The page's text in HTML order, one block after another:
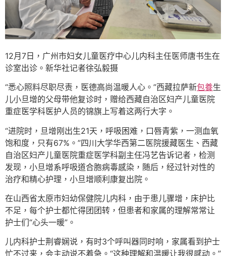
12月7日，广州市妇女儿童医疗中心儿内科主任医师唐书生在
诊室出诊。新华社记者徐弘毅摄
“悉心照料尽职尽责，医德高尚温暖人心。”西藏拉萨新包養生
儿小旦增的父母带他复诊时，赠给西藏自治区妇产儿童医院
重症医学科医护人员的锦旗上写着这两行大字。
“进院时，旦增刚出生21天，呼吸困难，口唇青紫，一测血氧
饱和度，只有67%。”四川大学华西第二医院援藏医生、西藏
自治区妇产儿童医院重症医学科副主任冯艺告诉记者，检测
发现，小旦增系呼吸道合胞病毒感染，随后，经过针对性的
治疗和精心护理，小旦增顺利康复出院。
在山西省太原市妇幼保健院儿内科，由于患儿骤增，床护比
不足，每个护士都忙得团团转，但患者和家属的理解常常让
护士们“心头一暖”。
儿内科护士荆睿娴说，有时3个呼叫器同时响，家属看到护士
忙不过来，会主动说不着急。“这种理解和温暖让我很感动。”